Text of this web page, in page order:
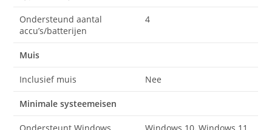
Ondersteund aantal
accu’s/batterijen
4
Muis
Inclusief muis Nee
Minimale systeemeisen
Ondersteunt Windows Windows 10, Windows 11